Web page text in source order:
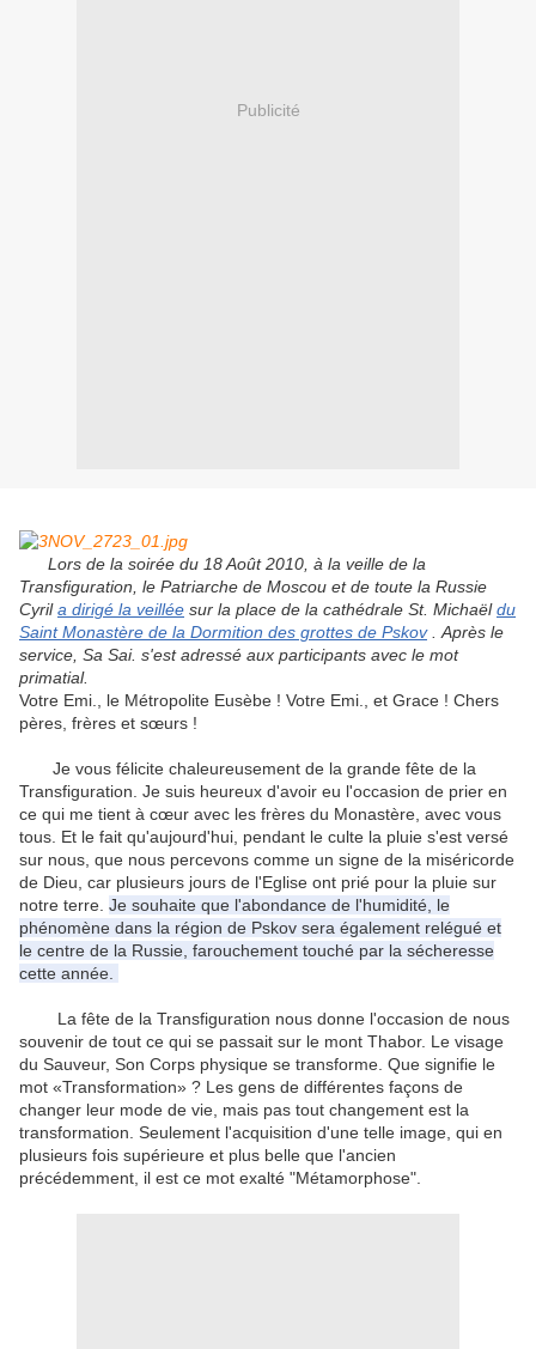
Publicité
Lors de la soirée du 18 Août 2010, à la veille de la
Transfiguration, le Patriarche de Moscou et de toute la Russie
Cyrila dirigé la veillée sur la place de la cathédrale St. Michaëldu
Saint Monastère de la Dormition des grottes de Pskov
Après le
service, Sa Sai. s'est adressé aux participants avec le mot
primatial.
Votre Emi., le Métropolite Eusèbe ! Votre Emi., et Grace ! Chers
pères, frères et sœurs !
Je vous félicite chaleureusement de la grande fête de la
Transfiguration. Je suis heureux d'avoir eu l'occasion de prier en
ce qui me tient à cœur avec les frères du Monastère, avec vous
tous. Et le fait qu'aujourd'hui, pendant le culte la pluie s'est versé
sur nous, que nous percevons comme un signe de la miséricorde
de Dieu, car plusieurs jours de l'Eglise ont prié pour la pluie sur
notre terre. Je souhaite que l'abondance de l'humidité, le
phénomène dans la région de Pskov sera également relégué et
le centre de la Russie, farouchement touché par la sécheresse
cette année.
La fête de la Transfiguration nous donne l'occasion de nous
souvenir de tout ce qui se passait sur le mont Thabor. Le visage
du Sauveur, Son Corps physique se transforme. Que signifie le
mot «Transformation» ? Les gens de différentes façons de
changer leur mode de vie, mais pas tout changement est la
transformation. Seulement l'acquisition d'une telle image, qui en
plusieurs fois supérieure et plus belle que l'ancien
précédemment, il est ce mot exalté "Métamorphose".